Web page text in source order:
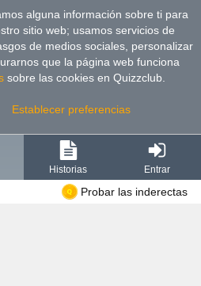
alguna información sobre ti para
sitio web; usamos servicios de
de medios sociales, personalizar
que la página web funciona
sobre las cookies en Quizzclub.
Establecer preferencias
Historias Entrar
Probar las inderectas